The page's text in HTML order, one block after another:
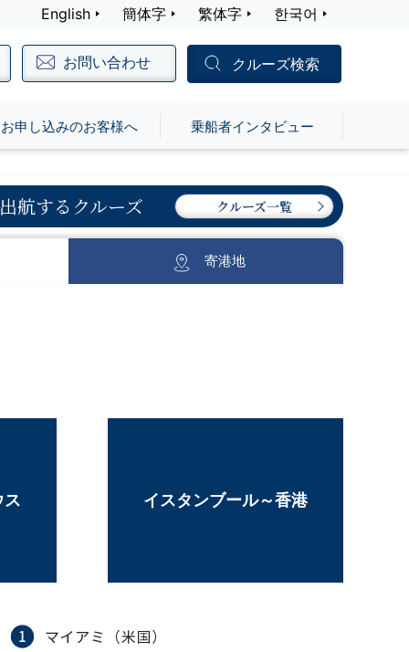
English 簡体字 繁体字 한국어
お問い合わせ クルーズ検索
お申し込みのお客様へ 乗船者インタビュー
航するクルーズ クルーズ一覧
寄港地
ス イスタンブール～香港